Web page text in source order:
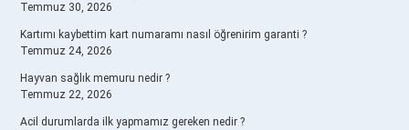
Temmuz 30, 2026
Kartımı kaybettim kart numaramı nasıl öğrenirim garanti ?
Temmuz 24, 2026
Hayvan sağlık memuru nedir ?
Temmuz 22, 2026
Acil durumlarda ilk yapmamız gereken nedir ?